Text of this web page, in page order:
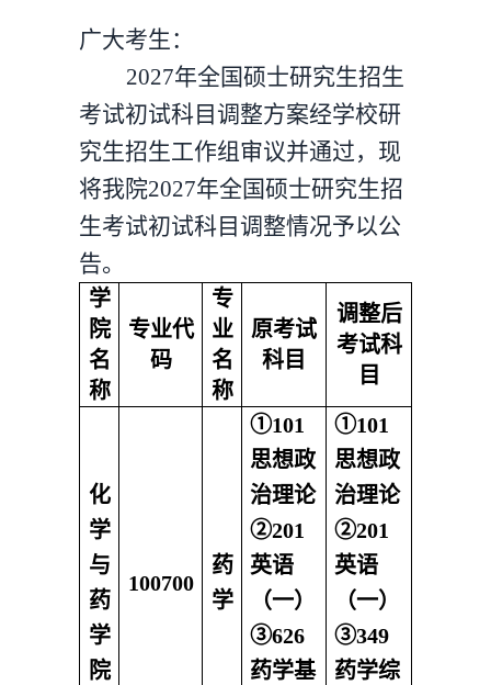
广大考生：
2027年全国硕士研究生招生
考试初试科目调整方案经学校研
究生招生工作组审议并通过，现
将我院2027年全国硕士研究生招
生考试初试科目调整情况予以公
告。
学
院
名
称
专业代
码
专
业
名
称
原考试
科目
调整后
考试科
目
化
学
与
药
学
院
100700
药
学
①101
思想政
治理论
②201
英语
（一）
③626
药学基
①101
思想政
治理论
②201
英语
（一）
③349
药学综